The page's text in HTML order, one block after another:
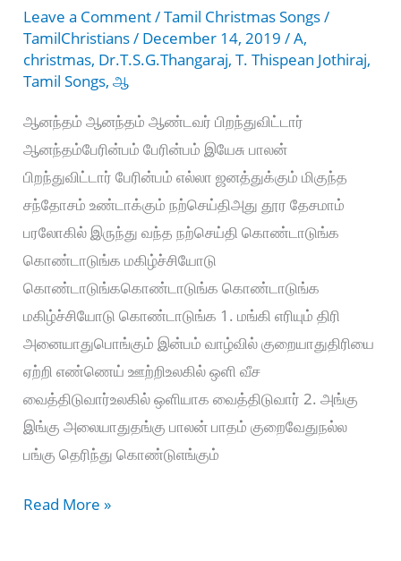
Leave a Comment/Tamil Christmas Songs/
TamilChristians/ December 14, 2019/A,
christmas, Dr.T.S.G.Thangaraj,T. Thispean Jothiraj,
Tamil Songs,ஆ
ஆனந்தம் ஆனந்தம் ஆண்டவர் பிறந்துவிட்டார்
ஆனந்தம்பேரின்பம் பேரின்பம் இயேசு பாலன்
பிறந்துவிட்டார் பேரின்பம் எல்லா ஜனத்துக்கும் மிகுந்த
சந்தோசம் உண்டாக்கும் நற்செய்திஅது தூர தேசமாம்
பரலோகில் இருந்து வந்த நற்செய்தி கொண்டாடுங்க
கொண்டாடுங்க மகிழ்ச்சியோடு
கொண்டாடுங்ககொண்டாடுங்க கொண்டாடுங்க
மகிழ்ச்சியோடு கொண்டாடுங்க 1. மங்கி எரியும் திரி
அனையாதுபொங்கும் இன்பம் வாழ்வில் குறையாதுதிரியை
ஏற்றி எண்ணெய் ஊற்றிஉலகில் ஒளி வீச
வைத்திடுவார்உலகில் ஒளியாக வைத்திடுவார் 2. அங்கு
இங்கு அலையாதுதங்கு பாலன் பாதம் குறைவேதுநல்ல
பங்கு தெரிந்து கொண்டுஎங்கும்
Aanandham
Read More »